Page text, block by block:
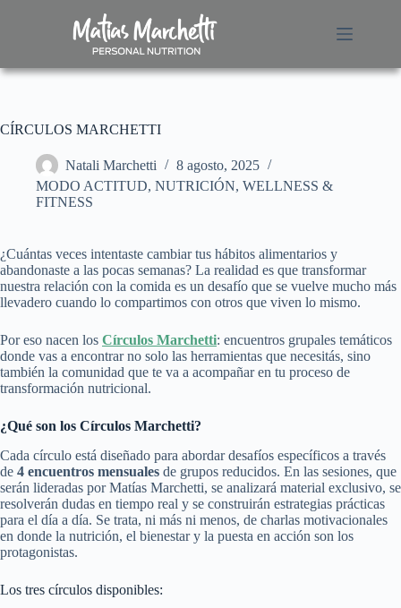
t
l
d
o
CÍRCULOS MARCHETTI
Natali Marchetti
8 agosto, 2025
MODO ACTITUD, NUTRICIÓN, WELLNESS &
FITNESS
¿Cuántas veces intentaste cambiar tus hábitos alimentarios y
abandonaste a las pocas semanas? La realidad es que transformar
nuestra relación con la comida es un desafío que se vuelve mucho más
llevadero cuando lo compartimos con otros que viven lo mismo.
Por eso nacen los Círculos Marchetti: encuentros grupales temáticos
donde vas a encontrar no solo las herramientas que necesitás, sino
también la comunidad que te va a acompañar en tu proceso de
transformación nutricional.
¿Qué son los Círculos Marchetti?
Cada círculo está diseñado para abordar desafíos específicos a través
de 4 encuentros mensuales de grupos reducidos. En las sesiones, que
serán lideradas por Matías Marchetti, se analizará material exclusivo, se
resolverán dudas en tiempo real y se construirán estrategias prácticas
para el día a día. Se trata, ni más ni menos, de charlas motivacionales
en donde la nutrición, el bienestar y la puesta en acción son los
protagonistas.
Los tres círculos disponibles: